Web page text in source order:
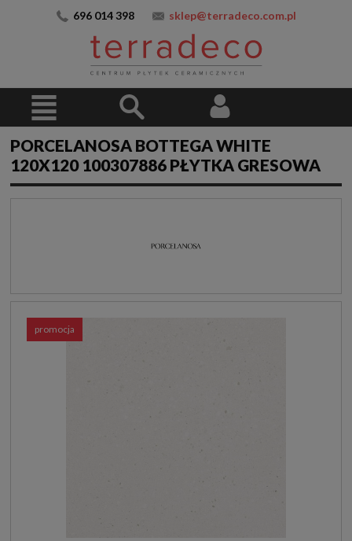
696 014 398 sklep@terradeco.com.pl
PORCELANOSA BOTTEGA WHITE
120X120 100307886 PŁYTKA GRESOWA
promocja